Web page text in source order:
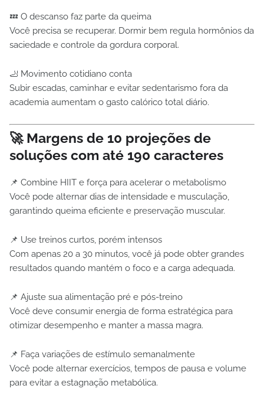
💤 O descanso faz parte da queima
Você precisa se recuperar. Dormir bem regula hormônios da
saciedade e controle da gordura corporal.
🦶 Movimento cotidiano conta
Subir escadas, caminhar e evitar sedentarismo fora da
academia aumentam o gasto calórico total diário.
🚀 Margens de 10 projeções de
soluções com até 190 caracteres
📌 Combine HIIT e força para acelerar o metabolismo
Você pode alternar dias de intensidade e musculação,
garantindo queima eficiente e preservação muscular.
📌 Use treinos curtos, porém intensos
Com apenas 20 a 30 minutos, você já pode obter grandes
resultados quando mantém o foco e a carga adequada.
📌 Ajuste sua alimentação pré e pós-treino
Você deve consumir energia de forma estratégica para
otimizar desempenho e manter a massa magra.
📌 Faça variações de estímulo semanalmente
Você pode alternar exercícios, tempos de pausa e volume
para evitar a estagnação metabólica.